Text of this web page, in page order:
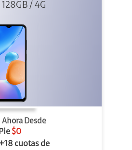
128GB / 4G
Ahora Desde
$0
cuotas de